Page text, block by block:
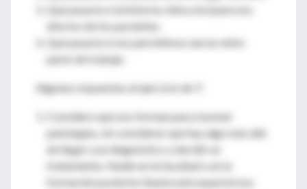
Qué pasaría si la historia clínica incluyera los
afectos de los pacientes.
Qué pasaría si nos permitimos narrar entre
pares de trabajo.
Algunas respuestas al ejercicio de Y:
Considero que nos forman para resolver
patologías, sin considerar que hay algo más allá
de llegar a un diagnóstico y decidir un
tratamiento. Nadie en la facultad o en la
formación posterior (hasta este espacio) nos